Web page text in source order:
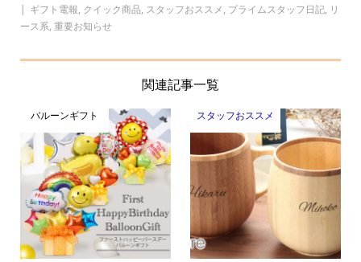
ギフト電報, クイック商品, スタッフおススメ, プライムスタッフ日記, リ
ース系, 重要お知らせ
関連記事一覧
バルーンギフト スタッフおススメ